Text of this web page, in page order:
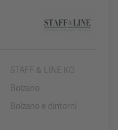
STAFF & LINE KG
Bolzano
Bolzano e dintorni